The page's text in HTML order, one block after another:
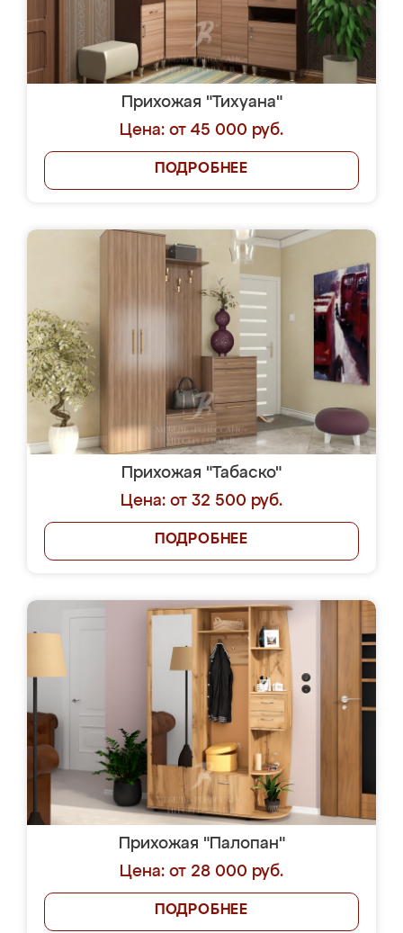
Прихожая "Тихуана"
Цена: от 45 000 руб.
ПОДРОБНЕЕ
Прихожая "Табаско"
Цена: от 32 500 руб.
ПОДРОБНЕЕ
Прихожая "Палопан"
Цена: от 28 000 руб.
ПОДРОБНЕЕ